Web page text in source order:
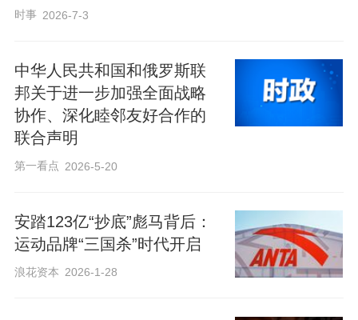
时事 2026-7-3
中华人民共和国和俄罗斯联
邦关于进一步加强全面战略
协作、深化睦邻友好合作的
联合声明
第一看点 2026-5-20
安踏123亿“抄底”彪马背后：
运动品牌“三国杀”时代开启
浪花资本 2026-1-28